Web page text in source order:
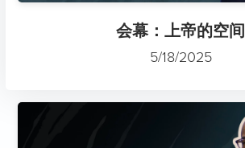
会幕：上帝的空间
5/18/2025